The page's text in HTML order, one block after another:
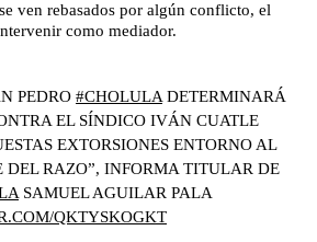
ven rebasados por algún conflicto, el
como mediador.
PEDRO #CHOLULA DETERMINARÁ
EL SÍNDICO IVÁN CUATLE
EXTORSIONES ENTORNO AL
DEL RAZO”, INFORMA TITULAR DE
SAMUEL AGUILAR PALA
QKTYSKOGKT